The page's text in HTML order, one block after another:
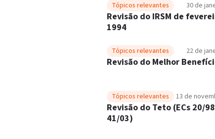
Tópicos relevantes 30 de
Revisão do IRSM de
1994
Tópicos relevantes 22 de
Revisão do Melhor
Tópicos relevantes 13 de
Revisão do Teto (ECs 20/
41/03)